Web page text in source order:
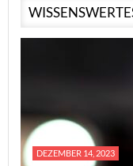
DEZEMBER 14, 2023